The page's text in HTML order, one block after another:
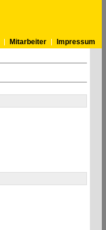
Mitarbeiter
Impressum